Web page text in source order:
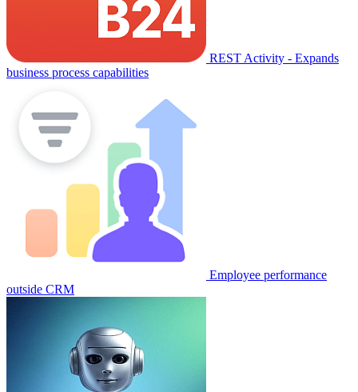
REST Activity - Expands
business process capabilities
Employee performance
outside CRM